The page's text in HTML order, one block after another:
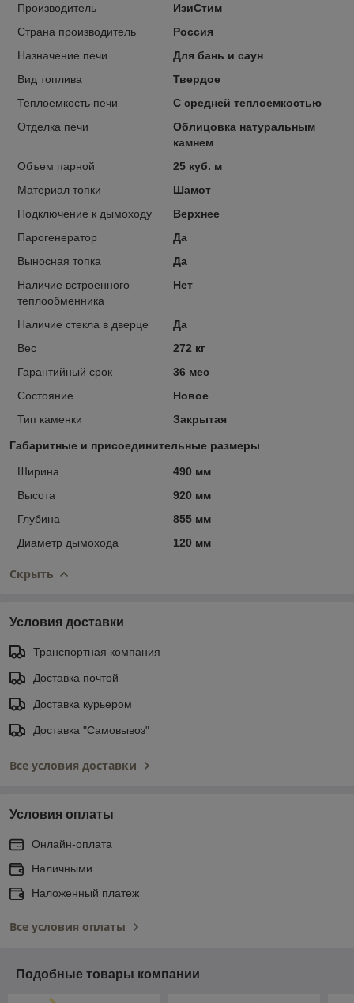
Производитель
ИзиСтим
Страна производитель
Россия
Назначение печи
Для бань и саун
Вид топлива
Твердое
Теплоемкость печи
С средней теплоемкостью
Отделка печи
Облицовка натуральным
камнем
Объем парной
25 куб. м
Материал топки
Шамот
Подключение к дымоходу
Верхнее
Парогенератор
Да
Выносная топка
Да
Наличие встроенного
теплообменника
Нет
Наличие стекла в дверце
Да
Вес
272 кг
Гарантийный срок
36 мес
Состояние
Новое
Тип каменки
Закрытая
Габаритные и присоединительные размеры
Ширина
490 мм
Высота
920 мм
Глубина
855 мм
Диаметр дымохода
120 мм
Скрыть
Условия доставки
Транспортная компания
Доставка почтой
Доставка курьером
Доставка "Самовывоз"
Все условия доставки
Условия оплаты
Онлайн-оплата
Наличными
Наложенный платеж
Все условия оплаты
Подобные товары компании